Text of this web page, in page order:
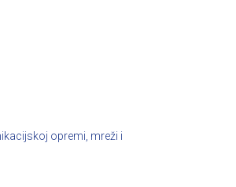
opremi, mreži i